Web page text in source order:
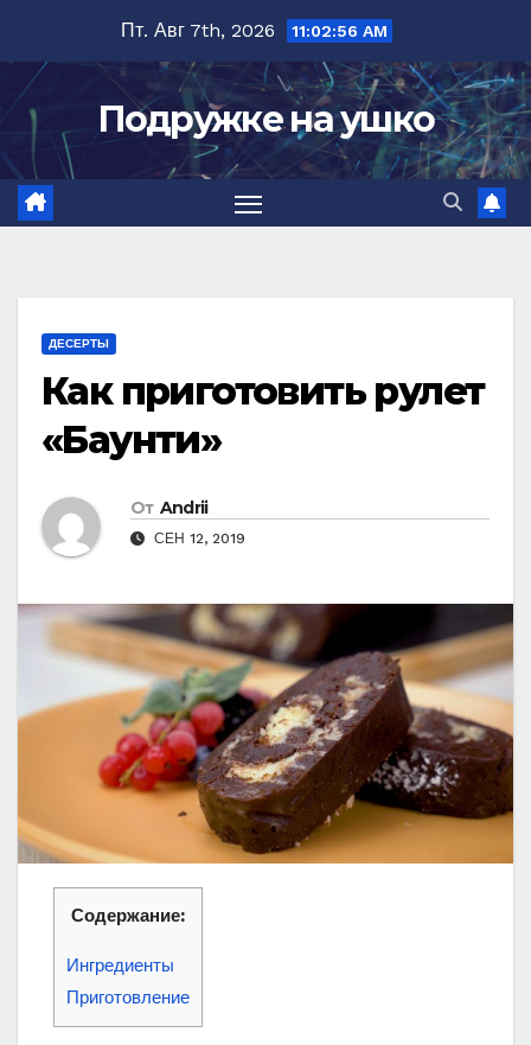
содержимому
Пт. Авг 7th, 2026 11:02:57 AM
Подружке на ушко
ДЕСЕРТЫ
Как приготовить рулет
«‎Баунти»‎
От Andrii
СЕН 12, 2019
Содержание:
Ингредиенты
Приготовление